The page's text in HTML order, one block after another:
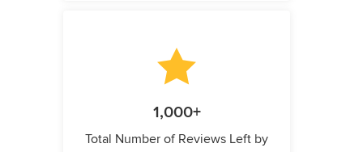
1,000+
Total Number of Reviews Left by